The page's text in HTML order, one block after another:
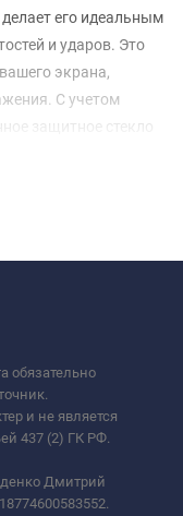
его идеальным
и ударов. Это
экрана,
С учетом
защитное стекло
и
обязательно
и не является
437 (2) ГК РФ.
Дмитрий